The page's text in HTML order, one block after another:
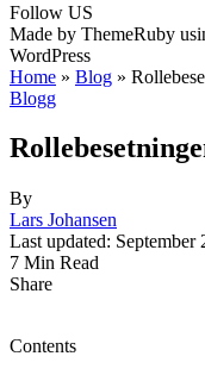
Follow US
Made by ThemeRuby
WordPress
Home » Blog »
Blogg
By
Lars Johansen
Last updated: September
7 Min Read
Share
Contents